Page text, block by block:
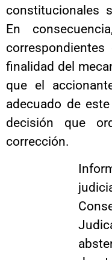
constitucionales
En
finalidad del
que el
adecuado de
decisión que
corrección.